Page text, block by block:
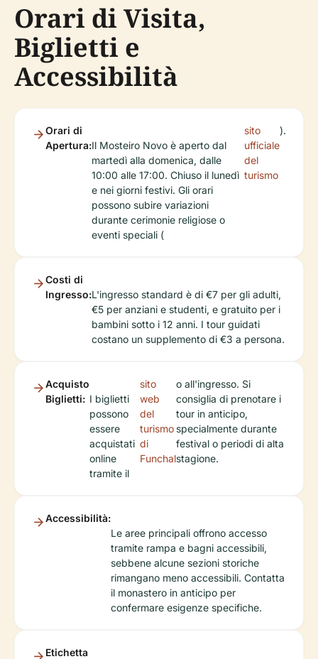
Orari di Visita,
Biglietti e
Accessibilità
Orari di
Apertura:Il Mosteiro Novo è aperto dal
martedì alla domenica, dalle
10:00 alle 17:00. Chiuso il lunedì
e nei giorni festivi. Gli orari
possono subire variazioni
durante cerimonie religiose o
eventi speciali (
sito
ufficiale
del
turismo
).
Costi di
Ingresso:L'ingresso standard è di €7 per gli adulti,
€5 per anziani e studenti, e gratuito per i
bambini sotto i 12 anni. I tour guidati
costano un supplemento di €3 a persona.
Acquisto
Biglietti: I biglietti
possono
essere
acquistati
online
tramite il
sito
web
del
turismo
di
Funchal
o all'ingresso. Si
consiglia di prenotare i
tour in anticipo,
specialmente durante
festival o periodi di alta
stagione.
Accessibilità:
Le aree principali offrono accesso
tramite rampa e bagni accessibili,
sebbene alcune sezioni storiche
rimangano meno accessibili. Contatta
il monastero in anticipo per
confermare esigenze specifiche.
Etichetta